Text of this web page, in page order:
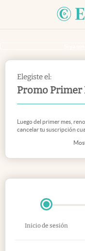
Elegiste el:
Promo Primer
Luego del primer mes,
cancelar tu suscripción
Inicio de sesión